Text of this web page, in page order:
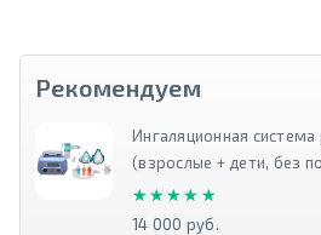
Рекомендуем
Ингаляционная
(взрослые + дети, без
★★★★★
★★★★★
14 000 руб.